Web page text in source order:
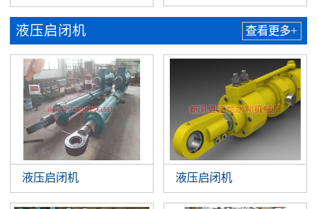
液压启闭机 查看更多+
液压启闭机 液压启闭机